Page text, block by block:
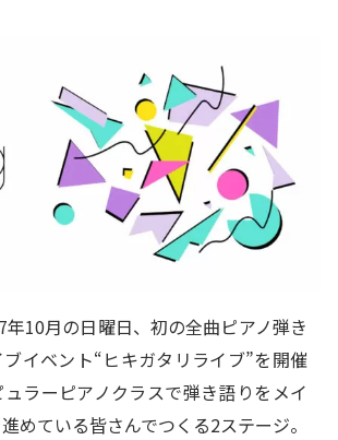
10月の日曜日、初の全曲ピアノ弾き
イベント“ヒキガタリライブ”を開催
ラーピアノクラスで弾き語りをメイ
めている皆さんでつくる2ステージ。